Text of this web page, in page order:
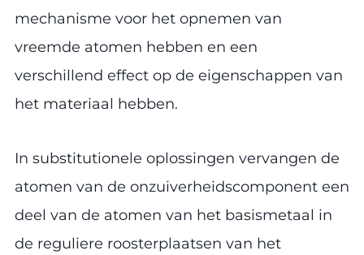
mechanisme voor het opnemen van
vreemde atomen hebben en een
verschillend effect op de eigenschappen van
het materiaal hebben.
In substitutionele oplossingen vervangen de
atomen van de onzuiverheidscomponent een
deel van de atomen van het basismetaal in
de reguliere roosterplaatsen van het